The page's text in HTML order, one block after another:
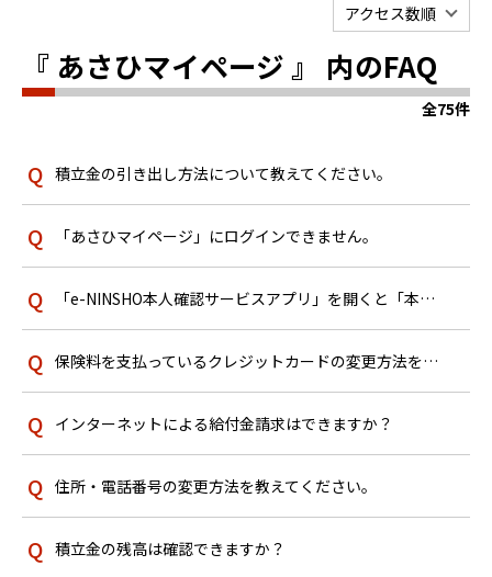
アクセス数順
『 あさひマイページ 』 内のFAQ
全75件
積立金の引き出し方法について教えてください。
「あさひマイページ」にログインできません。
「e-NINSHO本人確認サービスアプリ」を開くと「本アプリはアプリ単独ではご利用できません」と表示された画面で止...
保険料を支払っているクレジットカードの変更方法を教えてください。
インターネットによる給付金請求はできますか？
住所・電話番号の変更方法を教えてください。
積立金の残高は確認できますか？